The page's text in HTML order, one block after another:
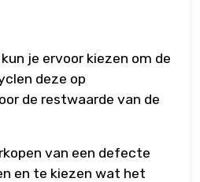
je ervoor kiezen om de
deze op
de restwaarde van de
van een defecte
en te kiezen wat het